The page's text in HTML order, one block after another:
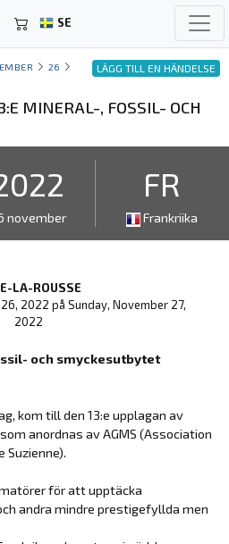
SE
LÄGG TILL EN HÄNDELSE
26
MINERAL-, FOSSIL- OCH
november
FR
Frankriika
LA-ROUSSE
2022 på Sunday, November 27,
2022
och smyckesutbytet
kom till den 13:e upplagan av
anordnas av AGMS (Association
Suzienne).
för att upptäcka
andra mindre prestigefyllda men